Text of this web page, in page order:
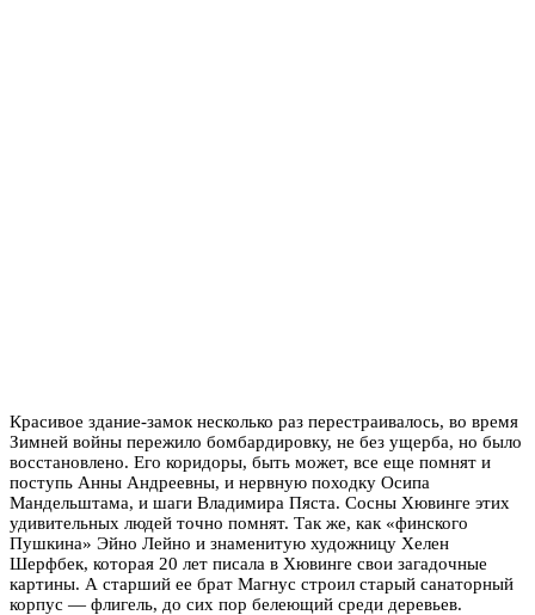
Красивое здание-замок несколько раз перестраивалось, во время
Зимней войны пережило бомбардировку, не без ущерба, но было
восстановлено. Его коридоры, быть может, все еще помнят и
поступь Анны Андреевны, и нервную походку Осипа
Мандельштама, и шаги Владимира Пяста. Сосны Хювинге этих
удивительных людей точно помнят. Так же, как «финского
Пушкина» Эйно Лейно и знаменитую художницу Хелен
Шерфбек, которая 20 лет писала в Хювинге свои загадочные
картины. А старший ее брат Магнус строил старый санаторный
корпус — флигель, до сих пор белеющий среди деревьев.